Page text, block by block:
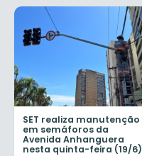
SET realiza manutenção
em semáforos da
Avenida Anhanguera
nesta quinta-feira (19/6)